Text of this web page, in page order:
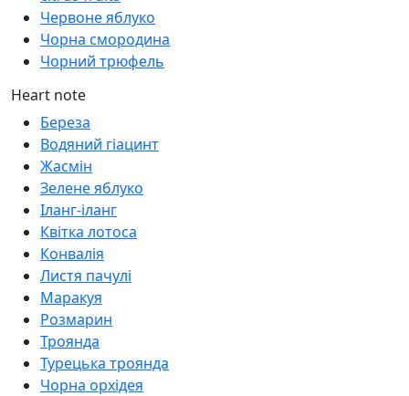
Червоне яблуко
Чорна смородина
Чорний трюфель
Heart note
Береза
Водяний гіацинт
Жасмін
Зелене яблуко
Іланг-іланг
Квітка лотоса
Конвалія
Листя пачулі
Маракуя
Розмарин
Троянда
Турецька троянда
Чорна орхідея